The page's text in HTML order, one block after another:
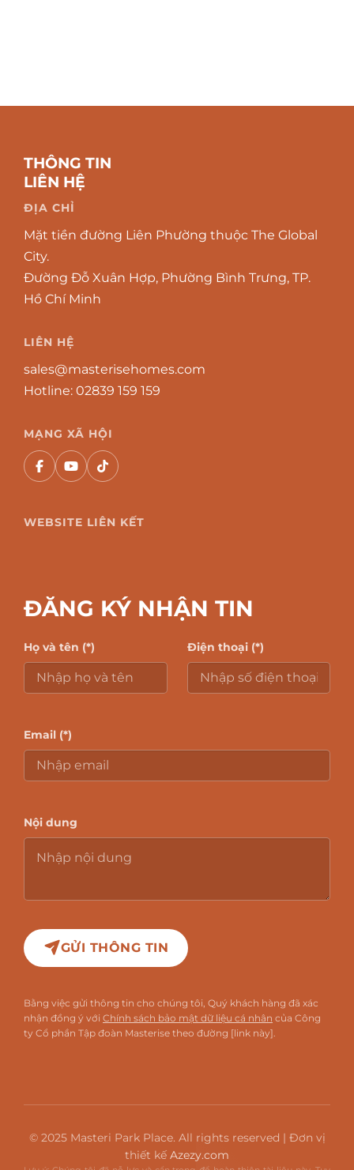
THÔNG TIN
LIÊN HỆ
ĐỊA CHỈ
Mặt tiền đường Liên Phường thuộc The Global
City.
Đường Đỗ Xuân Hợp, Phường Bình Trưng, TP.
Hồ Chí Minh
LIÊN HỆ
sales@masterisehomes.com
Hotline: 02839 159 159
MẠNG XÃ HỘI
WEBSITE LIÊN KẾT
ĐĂNG KÝ NHẬN TIN
Họ và tên (*) Điện thoại (*)
Email (*)
Nội dung
GỬI THÔNG TIN
Bằng việc gửi thông tin cho chúng tôi, Quý khách hàng đã xác
nhận đồng ý với Chính sách bảo mật dữ liệu cá nhân của Công
ty Cổ phần Tập đoàn Masterise theo đường [link này].
© 2025 Masteri Park Place. All rights reserved | Đơn vị
thiết kế Azezy.com